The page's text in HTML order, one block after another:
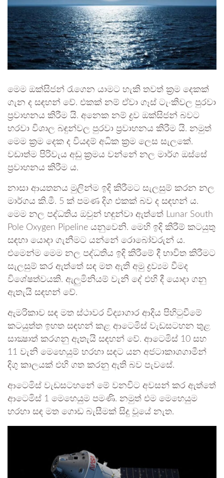
මෙම ඔක්සිජන් රැගෙන යාමට හැකි තවත් ක්‍රම දෙකක්
ගැන ද සඳහන් වේ. එකක් නම් ඒවා ගෑස් ටැංකිවල පුරවා
ප්‍රවාහනය කිරීම යි. අනෙක නම් ද්‍රව ඔක්සිජන් බවට
හරවා විශාල බඳුන්වල පුරවා ප්‍රවාහනය කිරීම යි. නමුත්
මෙම ක්‍රම දෙක ද වියදම් අධික ක්‍රම ලෙස සැලකේ.
වඩාත්ම පිරිවැය අඩු ක්‍රමය වන්නේ නල මාර්ග ඔස්සේ
ප්‍රවාහනය කිරීම ය.
නාසා ආයතනය මුලින්ම ඉදි කිරීමට සැලසුම් කරන නල
මාර්ගය කි.මී. 5 ක් පමණ දිග එකක් බව ද සඳහන් ය.
මෙම නල පද්ධතිය ඔවුන් හඳුන්වා ඇත්තේ Lunar South
Pole Oxygen Pipeline යනුවෙනි. මෙහි ඉදි කිරීම් කටයුතු
සඳහා යොදා ගැනීමට යන්නේ රොබෝවරුන් ය.
එමෙන්ම මෙම නල පද්ධතිය ඉදි කිරීමේ දී භාවිත කිරීමට
සැලසුම් කර ඇත්තේ සඳ මත ඇති අමු ද්‍රව්‍යම වීමද
විශේෂත්වයකි. ඇලුමිනියම් වැනි දේ එහි දී යොදා ගනු
ඇතැයි සඳහන් වේ.
ඇමරිකාව සඳ මත ස්ථාවර විද්‍යාගාර ආදිය පිහිටුවීමේ
කටයුත්ත ඉහත සඳහන් කළ ආටෙමිස් වැඩසටහන තුළ
සාක්‍ෂාත් කරගනු ඇතැයි සඳහන් වේ. ආටෙමිස් 10 සහ
11 වැනි මෙහෙයුම් හරහා සඳට යන අජටාකාශගාමීන්
දිගු කාලයක් එහි ගත කරනු ඇති බව පැවසේ.
ආටෙමිස් වැඩසටහනේ මේ වනවිට අවසන් කර ඇත්තේ
ආටෙමිස් 1 මෙහෙයුම පමණි. නමුත් එම මෙහෙයුම
හරහා සඳ මත ගොඩ බැසීමක් සිදු වූයේ නැත.